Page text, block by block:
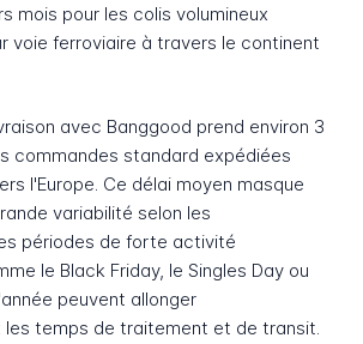
mois pour les colis volumineux
voie ferroviaire à travers le continent
avec Banggood prend environ 3
commandes standard expédiées
l'Europe. Ce délai moyen masque
variabilité selon les
périodes de forte activité
le Black Friday, le Singles Day ou
peuvent allonger
les temps de traitement et de transit.